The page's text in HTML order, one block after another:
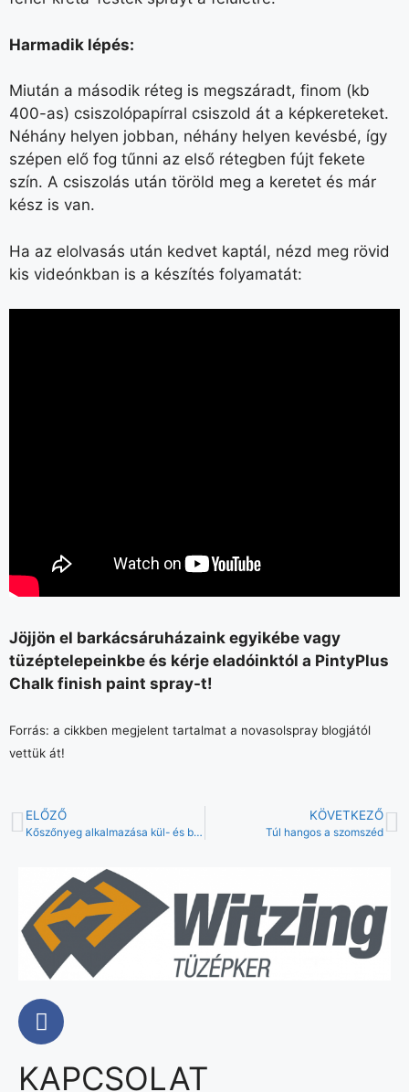
Harmadik lépés:
Miután a második réteg is megszáradt, finom (kb
400-as) csiszolópapírral csiszold át a képkereteket.
Néhány helyen jobban, néhány helyen kevésbé, így
szépen elő fog tűnni az első rétegben fújt fekete
szín. A csiszolás után töröld meg a keretet és már
kész is van.
Ha az elolvasás után kedvet kaptál, nézd meg rövid
kis videónkban is a készítés folyamatát:
Jöjjön el barkácsáruházaink egyikébe vagy
tüzéptelepeinkbe és kérje eladóinktól a PintyPlus
Chalk finish paint spray-t!
Forrás: a cikkben megjelent tartalmat a novasolspray blogjától
vettük át!
ELŐZŐ
Kőszőnyeg alkalmazása kül- és beltérben
KÖVETKEZŐ
Túl hangos a szomszéd
KAPCSOLAT